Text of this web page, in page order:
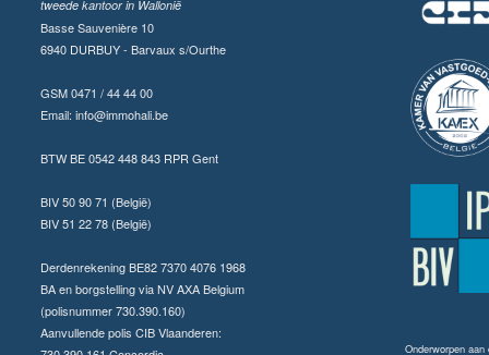
tweede kantoor in Wallonië
Basse Sauvenière 10
6940 DURBUY - Barvaux s/Ourthe
GSM 0471 / 44 44 00
Email: info@immohali.be
BTW BE 0542 448 843 RPR Gent
BIV 50 90 71 (België)
BIV 51 22 78 (België)
Derdenrekening BE82 7370 4076 1968
BA en borgstelling via NV AXA Belgium
(polisnummer 730.390.160)
Aanvullende polis CIB Vlaanderen:
Onderworpen